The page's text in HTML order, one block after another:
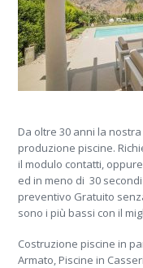
Da oltre 30 anni la
produzione piscine.
il modulo contatti,
ed in meno di 30
preventivo Gratuito
sono i più bassi con il
Costruzione piscine in
Armato, Piscine in